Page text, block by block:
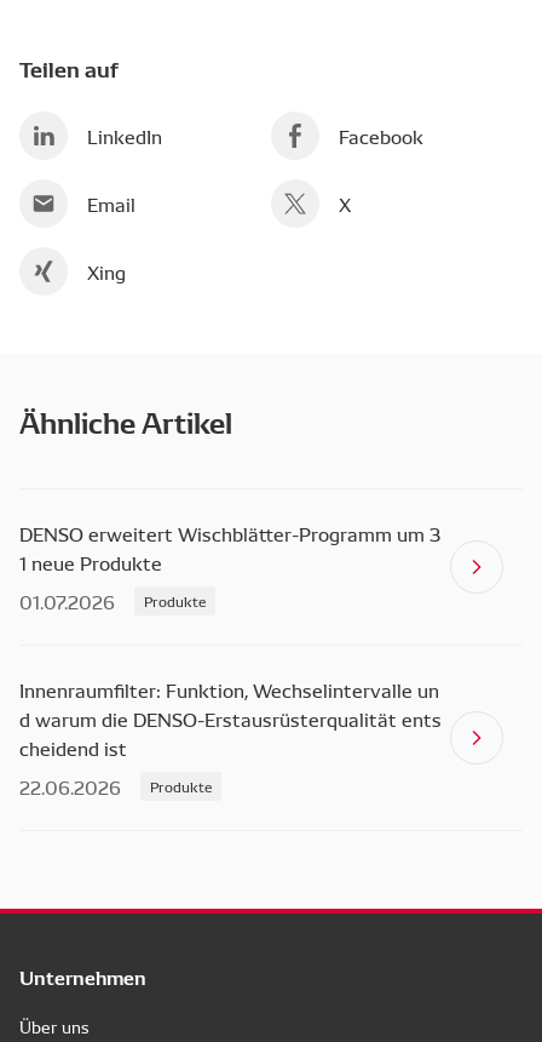
Teilen auf
LinkedIn Facebook
Email X
Xing
Ähnliche Artikel
DENSO erweitert Wischblätter-Programm um 3
1 neue Produkte
01.07.2026
Produkte
Innenraumfilter: Funktion, Wechselintervalle un
d warum die DENSO-Erstausrüsterqualität ents
cheidend ist
22.06.2026
Produkte
Unternehmen
Über uns